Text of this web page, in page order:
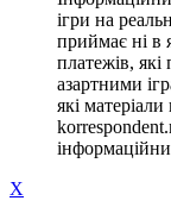
ігри на
приймає ні в
платежів, які
азартними
які
X